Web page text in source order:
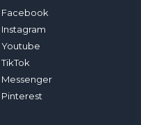
Facebook
Instagram
Youtube
TikTok
Messenger
Pinterest